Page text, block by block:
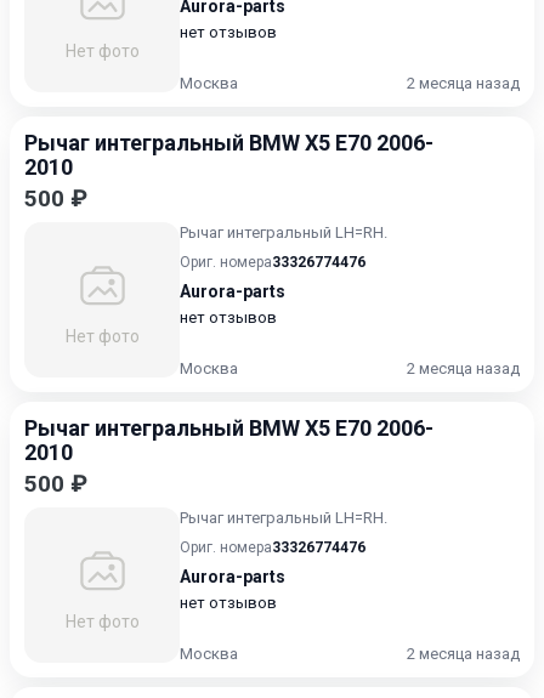
Нет фото
Aurora-parts
нет отзывов
Москва 2 месяца назад
Рычаг интегральный BMW X5 E70 2006-
2010
500 ₽
Нет фото
Рычаг интегральный LH=RH.
Ориг. номера33326774476
Aurora-parts
нет отзывов
Москва 2 месяца назад
Рычаг интегральный BMW X5 E70 2006-
2010
500 ₽
Нет фото
Рычаг интегральный LH=RH.
Ориг. номера33326774476
Aurora-parts
нет отзывов
Москва 2 месяца назад